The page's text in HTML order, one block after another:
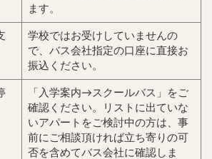
ます。
学校ではお受けしていませんの
で、バス会社指定の口座に直接お
振込ください。
「入学案内→スクールバス」をご
確認ください。リストに出ていな
いアパートをご検討中の方は、事
前にご相談頂ければ立ち寄りの可
否を含めてバス会社に確認しま